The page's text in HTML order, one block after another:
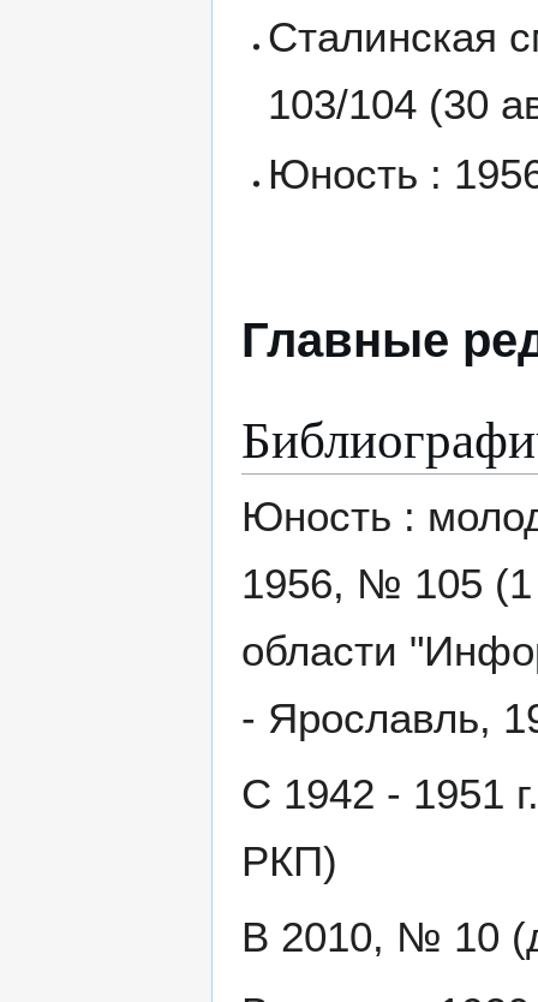
Сталинская
103/104 (30
Юность :
Главные
Юность :
1956, № 105 (1
области
- Ярославль,
С 1942 - 1951
РКП)
В 2010, № 10